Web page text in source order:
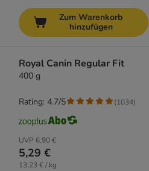
Zum Warenkorb
hinzufügen
Royal Canin Regular Fit
400 g
UVP 6,90 €
5,29 €
13,23 € / kg
Rating: 4.7/5 (1034)